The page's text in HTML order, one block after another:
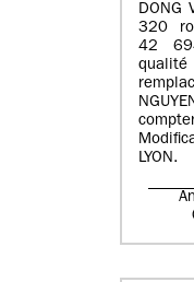
DONG
320
42
LYON.